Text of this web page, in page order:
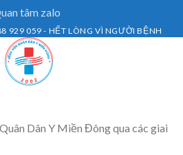
tâm zalo
929 059 - HẾT LÒNG VÌ NGƯỜI BỆNH
Dân Y Miền Đông qua các giai